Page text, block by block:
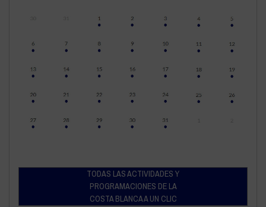
TODAS LAS ACTIVIDADES Y
PROGRAMACIONES DE LA
COSTA BLANCA A UN CLIC